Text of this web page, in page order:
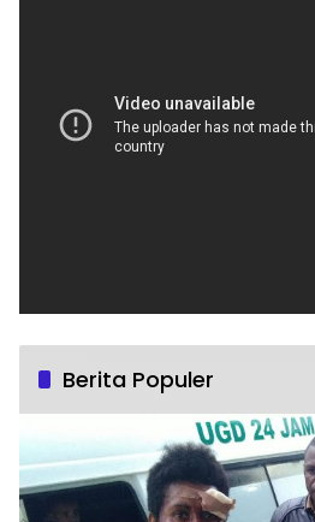
Berita Populer